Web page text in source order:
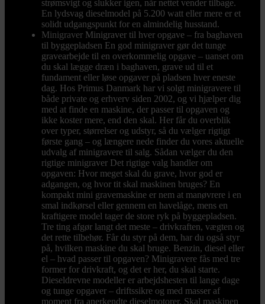
strømsvigt og slukker igen, når nettet vender tilbage.
En lydsvag dieselmodel på 5.200 watt eller mere er et
solidt udgangspunkt for en almindelig husstand.
Minigraver Minigraver til hver opgave – fra baghaven
til byggepladsen En god minigraver gør det tunge
gravearbejde til en overkommelig opgave – uanset om
du skal lægge dræn i baghaven, grave ud til et
fundament eller løse opgaver på pladsen hver eneste
dag. Hos Primus Danmark har vi solgt minigravere til
både private og erhverv siden 2002, og vi hjælper dig
med at finde en maskine, der passer til opgaven og
ikke koster mere, end den skal. Her får du overblik
over typer, størrelser og udstyr, så du vælger rigtigt
første gang – og længere nede finder du vores aktuelle
udvalg af minigravere til salg. Sådan vælger du den
rigtige minigraver Det rigtige valg handler om
opgaven: Hvor meget skal du grave, hvor god er
adgangen, og hvor tit skal maskinen bruges? En
kompakt mini gravemaskine er nem at manøvrere i en
smal indkørsel eller gennem en havelåge, mens en
kraftigere model tager de store ryk på byggepladsen.
Tre ting afgør langt det meste – drivkraften, vægten og
det rette tilbehør. Får du styr på dem, har du også styr
på, hvilken maskine du skal bruge. Benzin, diesel eller
el – hvad passer til opgaven? Minigravere fås med tre
former for drivkraft, og det er her, du skal starte.
Dieseldrevne modeller er arbejdshesten til lange dage
og tunge opgaver – driftssikre og med masser af
moment fra anerkendte dieselmotorer. Skal maskinen